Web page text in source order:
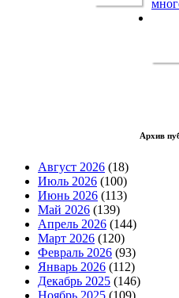
Архив
Август 2026 (18)
Июль 2026 (100)
Июнь 2026 (113)
Май 2026 (139)
Апрель 2026 (144)
Март 2026 (120)
Февраль 2026 (93)
Январь 2026 (112)
Декабрь 2025 (146)